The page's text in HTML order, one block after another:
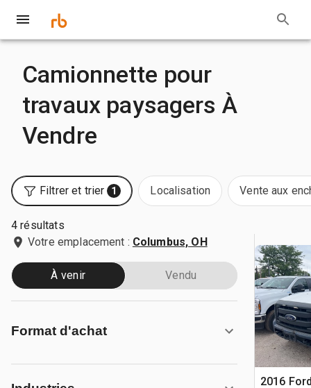
Camionnette pour
travaux paysagers À
Vendre
Filtrer et trier 1 Localisation Vente aux
4 résultats
Votre emplacement : Columbus, OH
À venir Vendu
Format d'achat
2016